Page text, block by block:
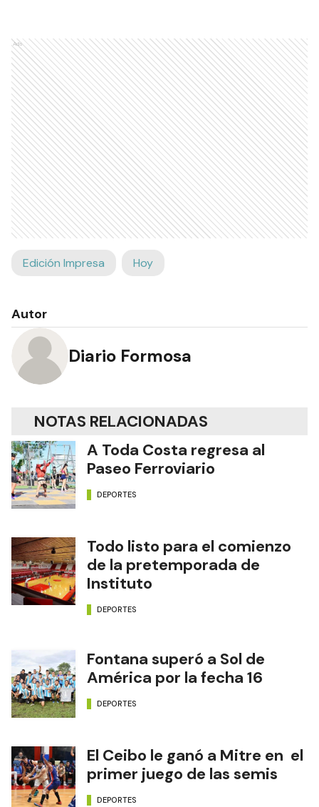
Ads
Edición Impresa Hoy
Autor
Diario Formosa
NOTAS RELACIONADAS
A Toda Costa regresa al
Paseo Ferroviario
DEPORTES
Todo listo para el comienzo
de la pretemporada de
Instituto
DEPORTES
Fontana superó a Sol de
América por la fecha 16
DEPORTES
El Ceibo le ganó a Mitre en el
primer juego de las semis
DEPORTES